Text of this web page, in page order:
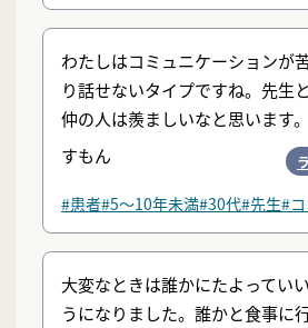
わたしはコミュニケーションが
り話せないタイプですね。先生
仲の人は羨ましいなと思います。
すもん
#患者#5〜10年未満#30代#先生#
大変なときは誰かにたよってい
うになりました。誰かと食事に